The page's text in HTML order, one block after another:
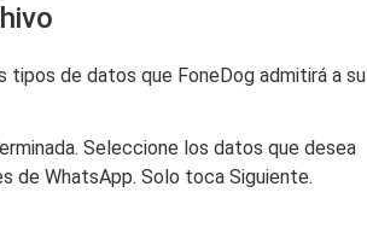
de datos que FoneDog admitirá a su
Seleccione los datos que desea
de WhatsApp. Solo toca Siguiente.